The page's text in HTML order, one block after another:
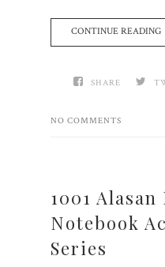
CONTINUE READING
SHARE
NO COMMENTS
1001
Notebook
Series